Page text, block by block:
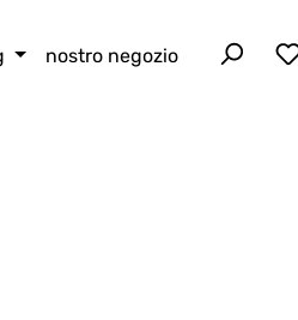
nostro negozio